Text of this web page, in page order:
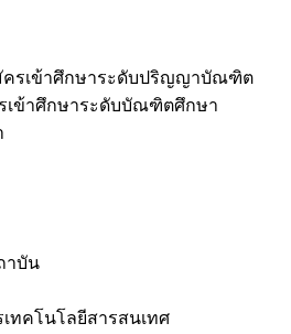
ครเข้าศึกษาระดับปริญญาบัณฑิต
เข้าศึกษาระดับบัณฑิตศึกษา
าบัน
ทคโนโลยีสารสนเทศ